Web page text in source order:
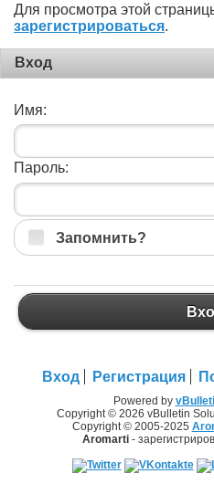
Для просмотра этой
зарегистрироваться.
Вход
Имя:
Пароль:
Запомнить?
Вход Регистрация
Powered by
Copyright © 2026 vBulletin
Copyright © 2005-2025
Aromarti-